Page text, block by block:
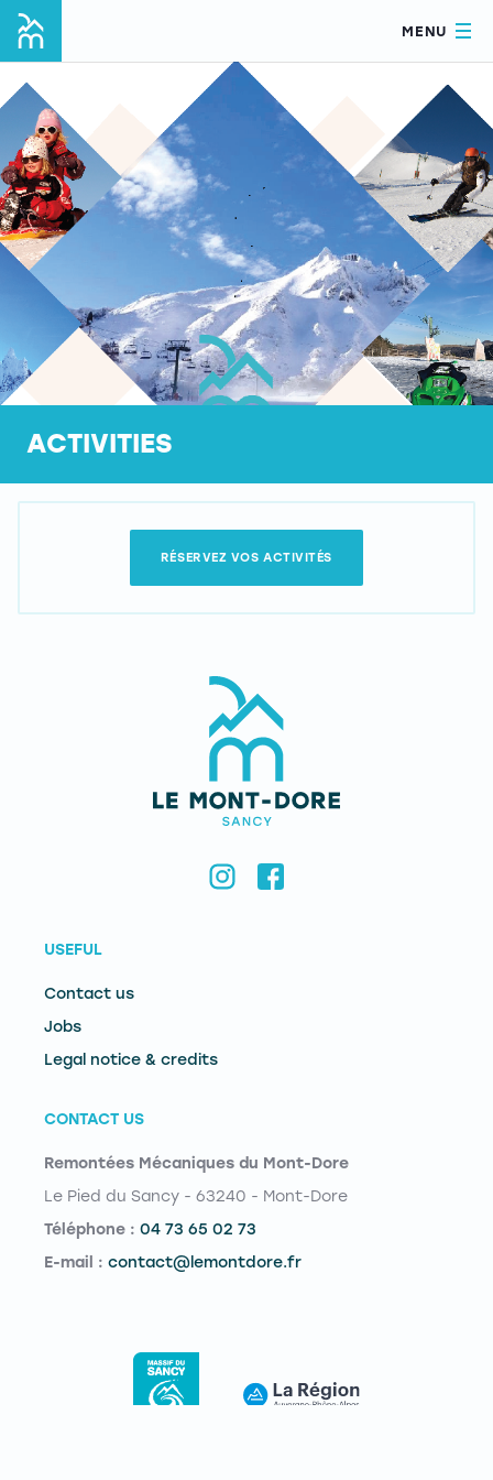
MENU
ACTIVITIES
RÉSERVEZ VOS ACTIVITÉS
USEFUL
Contact us
Jobs
Legal notice & credits
CONTACT US
Remontées Mécaniques du Mont-Dore
Le Pied du Sancy - 63240 - Mont-Dore
Téléphone : 04 73 65 02 73
E-mail : contact@lemontdore.fr